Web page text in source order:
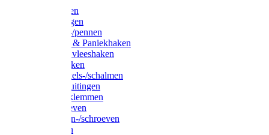
Sleutelringen
Gelaste ringen
Borgveren-/pennen
Musketons & Paniekhaken
S-haken & vleeshaken
Karabijnhaken
Noodschakels-/schalmen
Harp-/D-sluitingen
Staaldraadklemmen
Spanschroeven
Ringmoeren-/schroeven
Puntkousen